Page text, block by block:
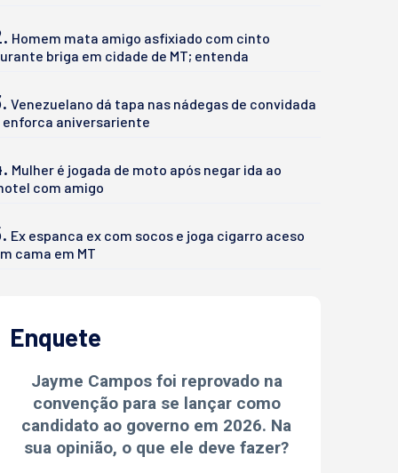
Homem mata amigo asfixiado com cinto
briga em cidade de MT; entenda
Venezuelano dá tapa nas nádegas de convidada
enforca aniversariente
Mulher é jogada de moto após negar ida ao
com amigo
Ex espanca ex com socos e joga cigarro aceso
cama em MT
Enquete
Jayme Campos foi reprovado na
convenção para se lançar como
candidato ao governo em 2026. Na
sua opinião, o que ele deve fazer?